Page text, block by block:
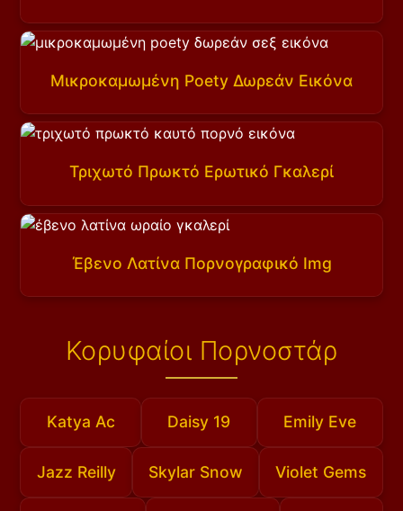
Μικροκαμωμένη Poety Δωρεάν Εικόνα
Τριχωτό Πρωκτό Ερωτικό Γκαλερί
Έβενο Λατίνα Πορνογραφικό Img
Κορυφαίοι Πορνοστάρ
Katya Ac Daisy 19 Emily Eve
Jazz Reilly Skylar Snow Violet Gems